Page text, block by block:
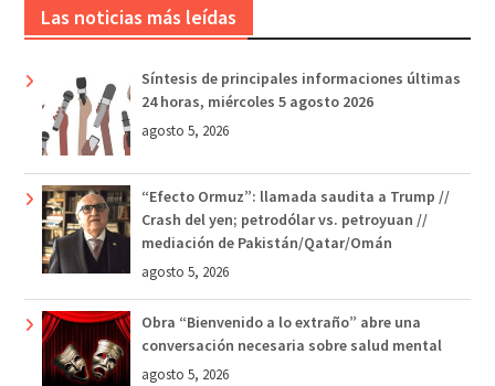
Las noticias más leídas
Síntesis de principales informaciones últimas
24 horas, miércoles 5 agosto 2026
agosto 5, 2026
“Efecto Ormuz”: llamada saudita a Trump //
Crash del yen; petrodólar vs. petroyuan //
mediación de Pakistán/Qatar/Omán
agosto 5, 2026
Obra “Bienvenido a lo extraño” abre una
conversación necesaria sobre salud mental
agosto 5, 2026